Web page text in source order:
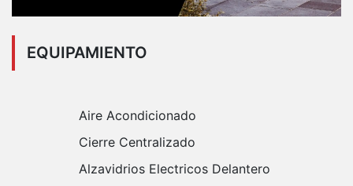
EQUIPAMIENTO
Aire Acondicionado
Cierre Centralizado
Alzavidrios Electricos Delantero